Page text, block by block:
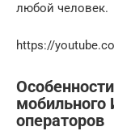
любой человек.
https://
мобильного
операторов